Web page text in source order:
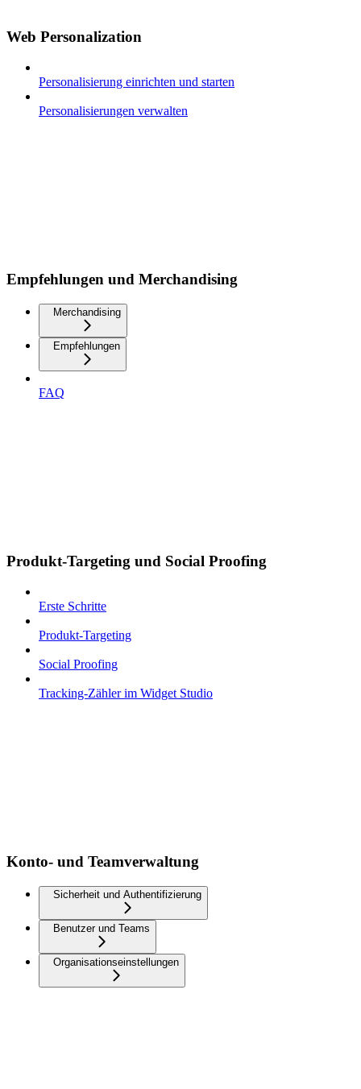
Web Personalization
Personalisierung einrichten und starten
Personalisierungen verwalten
Empfehlungen und Merchandising
Merchandising
Empfehlungen
FAQ
Produkt-Targeting und Social Proofing
Erste Schritte
Produkt-Targeting
Social Proofing
Tracking-Zähler im Widget Studio
Konto- und Teamverwaltung
Sicherheit und Authentifizierung
Benutzer und Teams
Organisationseinstellungen